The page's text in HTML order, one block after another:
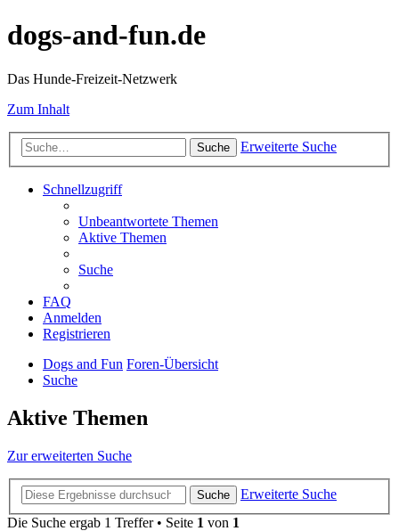
dogs-and-fun.de
Das Hunde-Freizeit-Netzwerk
Zum Inhalt
Suche Erweiterte Suche
Schnellzugriff
Unbeantwortete Themen
Aktive Themen
Suche
FAQ
Anmelden
Registrieren
Dogs and Fun Foren-Übersicht
Suche
Aktive Themen
Zur erweiterten Suche
Suche
Erweiterte Suche
Die Suche ergab 1 Treffer • Seite 1 von 1